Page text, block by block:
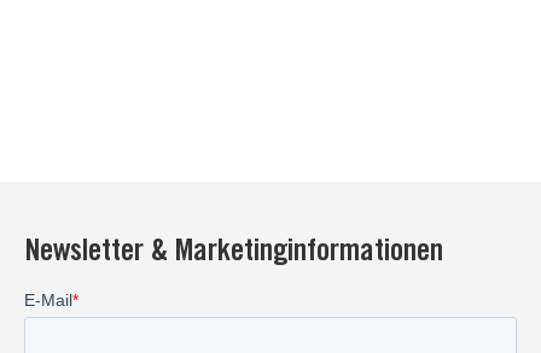
Newsletter & Marketinginformationen